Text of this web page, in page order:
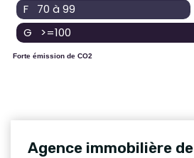
F 70 à 99
G >=100
Forte émission de CO2
Agence immobilière de